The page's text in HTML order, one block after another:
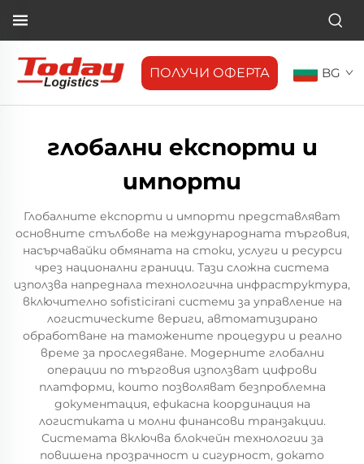
ПОЛУЧИ ОФЕРТА BG
глобални експорти и
импорти
Глобалните експорти и импорти представляват
основните стълбове на международната търговия,
насърчавайки обмяната на стоки, услуги и ресурси
чрез национални граници. Тази сложна система
използва напреднала технологична инфраструктура,
включително sofisticirani системи за управление на
логистическите вериги, автоматизирано
обработване на таможените процедури и реално
време за проследяване. Модерните глобални
операции по търговия използват цифрови
платформи, които позволяват безпроблемна
документация, ефикасна координация на
логистиката и молни финансови транзакции.
Системата включва блокчейн технологии за
повишена прозрачност и сигурност, докато